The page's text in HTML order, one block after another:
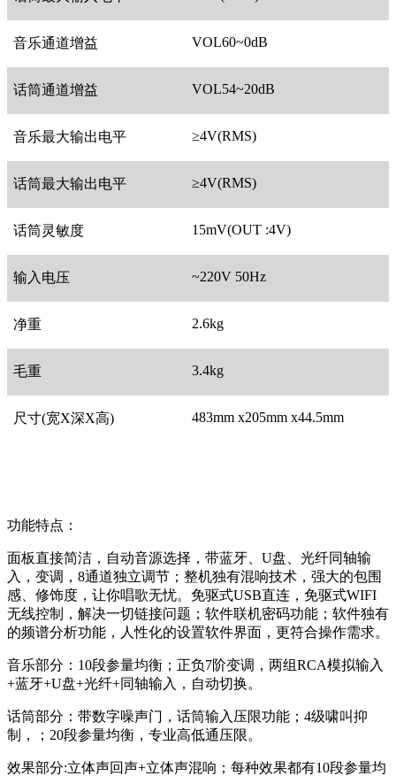
音乐通道增益 VOL60~0dB
话筒通道增益 VOL54~20dB
音乐最大输出电平 ≥4V(RMS)
话筒最大输出电平 ≥4V(RMS)
话筒灵敏度 15mV(OUT :4V)
输入电压 ~220V 50Hz
净重 2.6kg
毛重 3.4kg
尺寸(宽X深X高) 483mm x205mm x44.5mm
功能特点：
面板直接简洁，自动音源选择，带蓝牙、U盘、光纤同轴输
入，变调，8通道独立调节；整机独有混响技术，强大的包围
感、修饰度，让你唱歌无忧。免驱式USB直连，免驱式WIFI
无线控制，解决一切链接问题；软件联机密码功能；软件独有
的频谱分析功能，人性化的设置软件界面，更符合操作需求。
音乐部分：10段参量均衡；正负7阶变调，两组RCA模拟输入
+蓝牙+U盘+光纤+同轴输入，自动切换。
话筒部分：带数字噪声门，话筒输入压限功能；4级啸叫抑
制，；20段参量均衡，专业高低通压限。
效果部分:立体声回声+立体声混响；每种效果都有10段参量均